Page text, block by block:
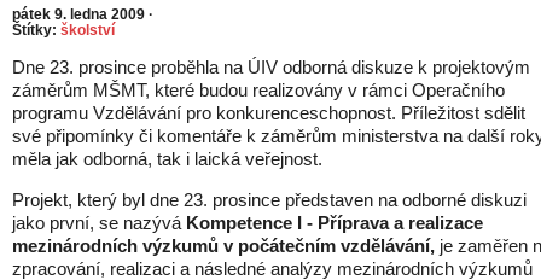
pátek 9. ledna 2009 ·
Štítky: školství
Dne 23. prosince proběhla na ÚIV odborná diskuze k projektovým
záměrům MŠMT, které budou realizovány v rámci Operačního
programu Vzdělávání pro konkurenceschopnost. Příležitost sdělit
své připomínky či komentáře k záměrům ministerstva na další
měla jak odborná, tak i laická veřejnost.
Projekt, který byl dne 23. prosince představen na odborné diskuzi
jako první, se nazývá Kompetence I - Příprava a realizace
mezinárodních výzkumů v počátečním vzdělávání, je zaměřen
zpracování, realizaci a následné analýzy mezinárodních výzkumů